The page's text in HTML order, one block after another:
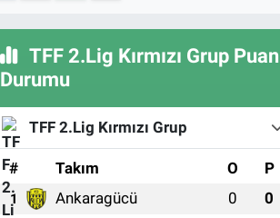
TFF 2.Lig Kırmızı Grup Puan
Durumu
TFF 2.Lig Kırmızı Grup
# Takım O P
1 Ankaragücü 0 0